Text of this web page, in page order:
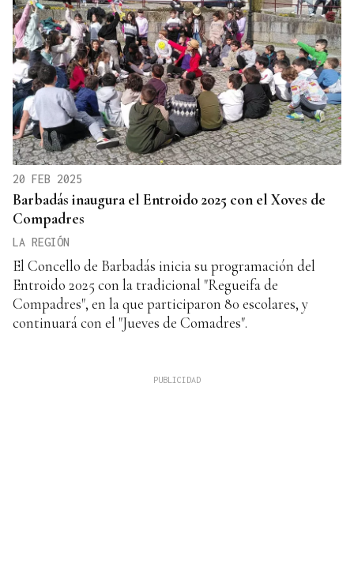
20 FEB 2025
Barbadás inaugura el Entroido 2025 con el Xoves de
Compadres
LA REGIÓN
El Concello de Barbadás inicia su programación del
Entroido 2025 con la tradicional "Regueifa de
Compadres", en la que participaron 80 escolares, y
continuará con el "Jueves de Comadres".